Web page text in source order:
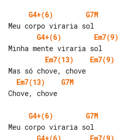
G4+(6)
G7M
G4+(6)
Em7(9)
Em7(13)
Em7(9)
Em7(13)
G7M
Chove, chove
G4+(6)
G7M
G4+(6)
Em7(9)